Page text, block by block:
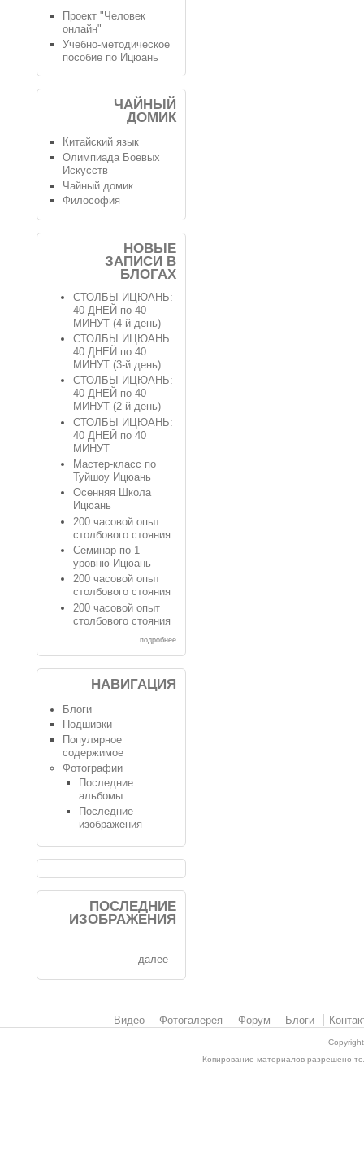
Проект "Человек
онлайн"
Учебно-методическое
пособие по Ицюань
ЧАЙНЫЙ
ДОМИК
Китайский язык
Олимпиада Боевых
Искусств
Чайный домик
Философия
НОВЫЕ
ЗАПИСИ В
БЛОГАХ
СТОЛБЫ ИЦЮАНЬ:
40 ДНЕЙ по 40
МИНУТ (4-й день)
СТОЛБЫ ИЦЮАНЬ:
40 ДНЕЙ по 40
МИНУТ (3-й день)
СТОЛБЫ ИЦЮАНЬ:
40 ДНЕЙ по 40
МИНУТ (2-й день)
СТОЛБЫ ИЦЮАНЬ:
40 ДНЕЙ по 40
МИНУТ
Мастер-класс по
Туйшоу Ицюань
Осенняя Школа
Ицюань
200 часовой опыт
столбового стояния
Семинар по 1
уровню Ицюань
200 часовой опыт
столбового стояния
200 часовой опыт
столбового стояния
подробнее
НАВИГАЦИЯ
Блоги
Подшивки
Популярное
содержимое
Фотографии
Последние
альбомы
Последние
изображения
ПОСЛЕДНИЕ
ИЗОБРАЖЕНИЯ
далее
Видео Фотогалерея Форум Блоги
Копирование материалов разрешено